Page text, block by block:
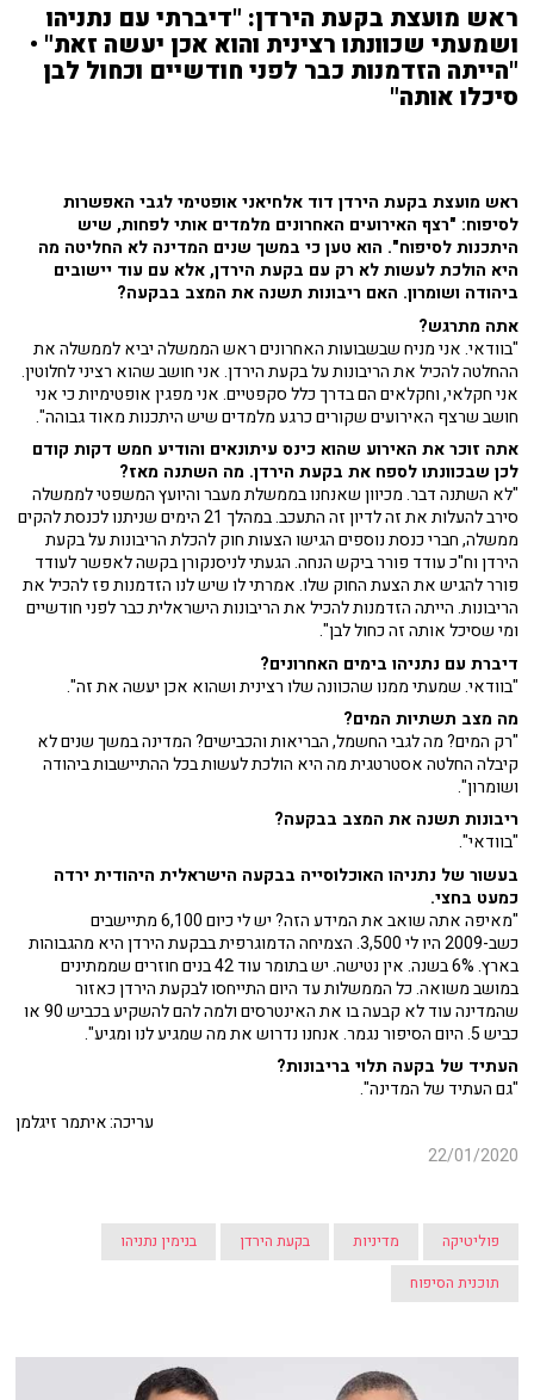
ראש מועצת בקעת הירדן: "דיברתי עם נתניהו
ושמעתי שכוונתו רצינית והוא אכן יעשה זאת" •
"הייתה הזדמנות כבר לפני חודשיים וכחול לבן
סיכלו אותה"
ראש מועצת בקעת הירדן דוד אלחיאני אופטימי לגבי האפשרות
לסיפוח: "רצף האירועים האחרונים מלמדים אותי לפחות, שיש
היתכנות לסיפוח". הוא טען כי במשך שנים המדינה לא החליטה מה
היא הולכת לעשות לא רק עם בקעת הירדן, אלא עם עוד יישובים
ביהודה ושומרון. האם ריבונות תשנה את המצב בבקעה?
אתה מתרגש?
"בוודאי. אני מניח שבשבועות האחרונים ראש הממשלה יביא לממשלה את
ההחלטה להכיל את הריבונות על בקעת הירדן. אני חושב שהוא רציני לחלוטין.
אני חקלאי, וחקלאים הם בדרך כלל סקפטיים. אני מפגין אופטימיות כי אני
חושב שרצף האירועים שקורים כרגע מלמדים שיש היתכנות מאוד גבוהה".
אתה זוכר את האירוע שהוא כינס עיתונאים והודיע חמש דקות קודם
לכן שבכוונתו לספח את בקעת הירדן. מה השתנה מאז?
"לא השתנה דבר. מכיוון שאנחנו בממשלת מעבר והיועץ המשפטי לממשלה
סירב להעלות את זה לדיון זה התעכב. במהלך 21 הימים שניתנו לכנסת להקים
ממשלה, חברי כנסת נוספים הגישו הצעות חוק להכלת הריבונות על בקעת
הירדן וח"כ עודד פורר ביקש הנחה. הגעתי לניסנקורן בקשה לאפשר לעודד
פורר להגיש את הצעת החוק שלו. אמרתי לו שיש לנו הזדמנות פז להכיל את
הריבונות. הייתה הזדמנות להכיל את הריבונות הישראלית כבר לפני חודשיים
ומי שסיכל אותה זה כחול לבן".
דיברת עם נתניהו בימים האחרונים?
"בוודאי. שמעתי ממנו שהכוונה שלו רצינית ושהוא אכן יעשה את זה".
מה מצב תשתיות המים?
"רק המים? מה לגבי החשמל, הבריאות והכבישים? המדינה במשך שנים לא
קיבלה החלטה אסטרטגית מה היא הולכת לעשות בכל ההתיישבות ביהודה
ושומרון".
ריבונות תשנה את המצב בבקעה?
"בוודאי".
בעשור של נתניהו האוכלוסייה בבקעה הישראלית היהודית ירדה
כמעט בחצי.
"מאיפה אתה שואב את המידע הזה? יש לי כיום 6,100 מתיישבים
כשב-2009 היו לי 3,500. הצמיחה הדמוגרפית בבקעת הירדן היא מהגבוהות
בארץ. 6% בשנה. אין נטישה. יש בתומר עוד 42 בנים חוזרים שממתינים
במושב משואה. כל הממשלות עד היום התייחסו לבקעת הירדן כאזור
שהמדינה עוד לא קבעה בו את האינטרסים ולמה להם להשקיע בכביש 90 או
כביש 5. היום הסיפור נגמר. אנחנו נדרוש את מה שמגיע לנו ומגיע".
העתיד של בקעה תלוי בריבונות?
"גם העתיד של המדינה".
עריכה: איתמר זיגלמן
22/01/2020
פוליטיקה מדיניות בקעת הירדן
בנימין נתניהו
תוכנית הסיפוח